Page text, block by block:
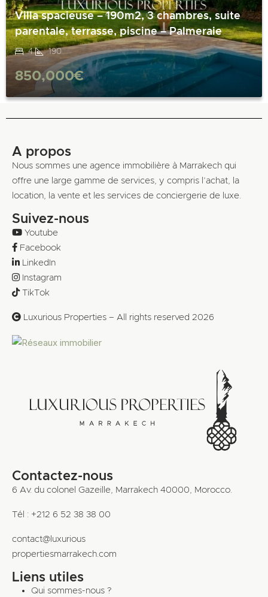
Villa spacieuse – 190m2, 3 chambres, suite
parentale, terrasse, piscine – Palmeraie
4 190
850,000€
A propos
Nous sommes une agence immobilière à Marrakech qui
offre une large gamme de services, y compris l’achat, la
location, la vente et les services de conciergerie de luxe.
Suivez-nous
Youtube
Facebook
LinkedIn
Instagram
TikTok
Luxurious Properties – All rights reserved 2026
Contactez-nous
6 Av. du colonel Gazeille, Marrakech 40000, Morocco.
Tél : +212 6 52 38 38 00
contact@luxurious
propertiesmarrakech.com
Liens utiles
Qui sommes-nous ?